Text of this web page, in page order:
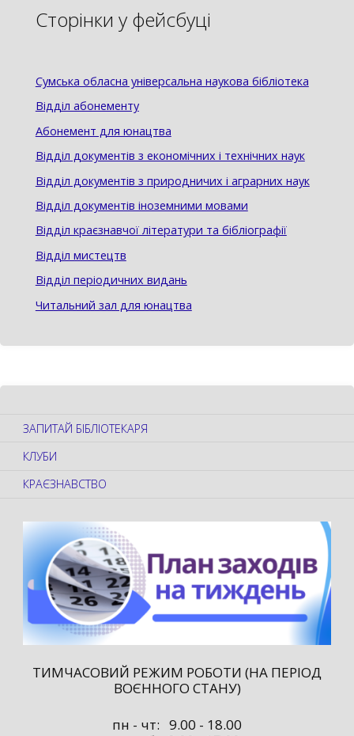
Сторінки у фейсбуці
Сумська обласна універсальна наукова бібліотека
Відділ абонементу
Абонемент для юнацтва
Відділ документів з економічних і технічних наук
Відділ документів з природничих і аграрних наук
Відділ документів іноземними мовами
Відділ краєзнавчої літератури та бібліографії
Відділ мистецтв
Відділ періодичних видань
Читальний зал для юнацтва
ЗАПИТАЙ БІБЛІОТЕКАРЯ
КЛУБИ
КРАЄЗНАВСТВО
ТИМЧАСОВИЙ РЕЖИМ РОБОТИ (НА ПЕРІОД
ВОЄННОГО СТАНУ)
пн - чт: 9.00 - 18.00